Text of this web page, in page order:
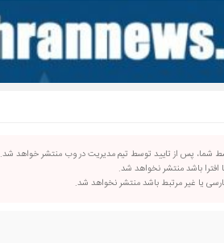
شما، پس از تایید توسط تیم مدیریت در وب منتشر خواهد شد.
باشد منتشر نخواهد شد.
یا غیر مرتبط باشد منتشر نخواهد شد.